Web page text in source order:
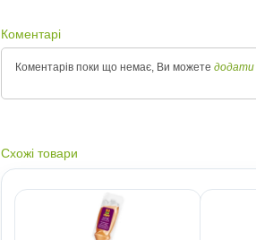
Коментарі
Коментарів поки що немає, Ви можете додати
Схожі товари